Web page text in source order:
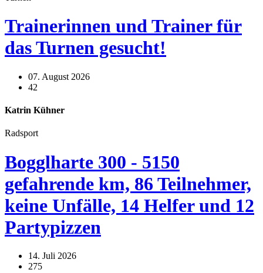
Trainerinnen und Trainer für
das Turnen gesucht!
07. August 2026
42
Katrin Kühner
Radsport
Bogglharte 300 - 5150
gefahrende km, 86 Teilnehmer,
keine Unfälle, 14 Helfer und 12
Partypizzen
14. Juli 2026
275